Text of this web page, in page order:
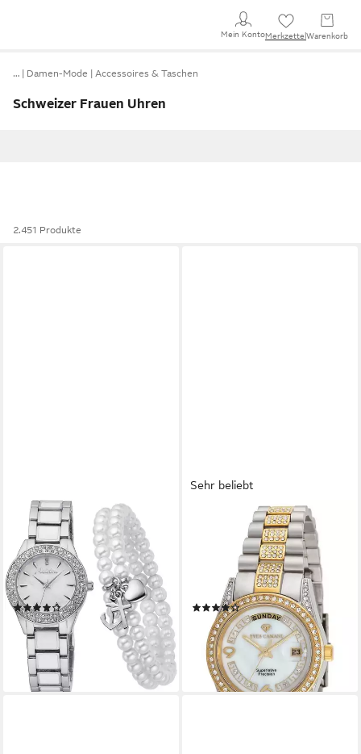
Mein KontoMerkzettel Warenkorb
… Damen-Mode Accessoires & Taschen
Schweizer Frauen Uhren
2.451 Produkte
ANISTON JEWELRY & WATCHES
Quarzuhr, (Set, 2-tlg., mit 2-
reihigem Armband),
Armbanduhr, Damenuhr,
Schmucksteine, neue
Kollektion(9)
53,40 € UVP 59,99 €
-11%
lieferbar - in 1-2 Werktagen bei dir
Sehr beliebt
YVES CAMANI
Quarzuhr TIBERIUS,
Edelstahlband, Zirkonia-
Kristalle, Datums- und
Wochentagsanzeige
(47)
89,00 € 219,00 €
-59%
lieferbar - in 8-10 Werktagen bei